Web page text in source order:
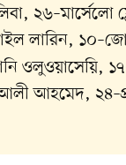
২৬–মার্সেলো
লারিন,
ওলুওয়াসেয়ি,
আহমেদ,